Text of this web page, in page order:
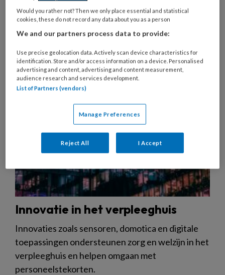
PRAKTIJKVOERING HUISARTS
Innovatie in het verpleeghuis
Innovaties zoals sensoren, domotica en digitale
toepassingen ondersteunen zorg en welzijn in het
verpleeghuis en helpen omgaan met
personeelstekorten.
Would you rather not? Then we only place essential and statistical
cookies, these do not record any data about you as a person
We and our partners process data to provide:
Use precise geolocation data. Actively scan device characteristics for
identification. Store and/or access information on a device. Personalised
advertising and content, advertising and content measurement,
audience research and services development.
List of Partners (vendors)
Manage Preferences
Reject All I Accept